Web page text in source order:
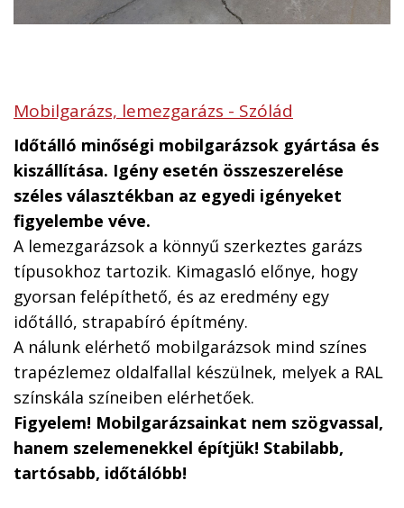
Mobilgarázs, lemezgarázs - Szólád
Időtálló minőségi mobilgarázsok gyártása és
kiszállítása. Igény esetén összeszerelése
széles választékban az egyedi igényeket
figyelembe véve.
A lemezgarázsok a könnyű szerkeztes garázs
típusokhoz tartozik. Kimagasló előnye, hogy
gyorsan felépíthető, és az eredmény egy
időtálló, strapabíró építmény.
A nálunk elérhető mobilgarázsok mind színes
trapézlemez oldalfallal készülnek, melyek a RAL
színskála színeiben elérhetőek.
Figyelem! Mobilgarázsainkat nem szögvassal,
hanem szelemenekkel építjük! Stabilabb,
tartósabb, időtálóbb!